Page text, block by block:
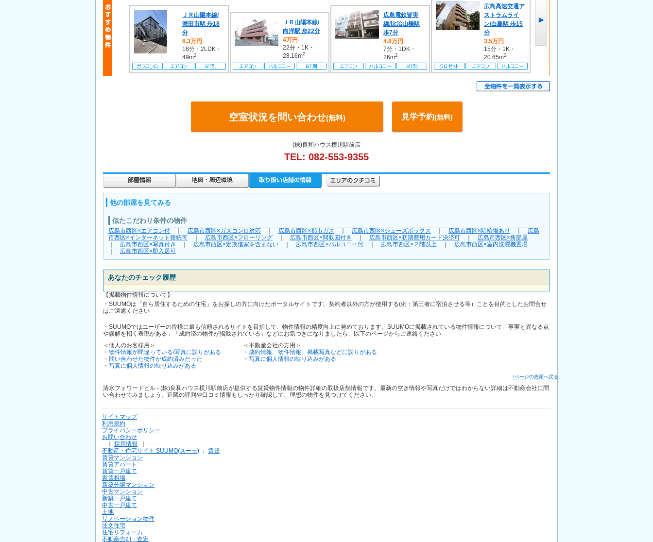
ＪＲ山陽本線/
海田市駅 歩18
分
6.3万円
18分・2LDK・
49m2
ＪＲ山陽本線/
向洋駅 歩22分
4万円
22分・1K・
28.16m2
広島電鉄皆実
線/比治山橋駅
歩7分
4.8万円
7分・1DK・
26m2
広島高速交通ア
ストラムライ
ン/白島駅 歩15
分
3.5万円
15分・1K・
20.65m2
空室状況を問い合わせ(無料) 見学予約(無料)
(株)良和ハウス横川駅前店
TEL: 082-553-9355
他の部屋を見てみる
似たこだわり条件の物件
広島市西区×エアコン付 ｜ 広島市西区×ガスコンロ対応 ｜ 広島市西区×都市ガス ｜ 広島市西区×シューズボックス ｜ 広島市西区×駐輪場あり ｜ 広島
市西区×インターネット接続可 ｜ 広島市西区×フローリング ｜ 広島市西区×間取図付き ｜ 広島市西区×初期費用カード決済可 ｜ 広島市西区×角部屋
｜ 広島市西区×写真付き ｜ 広島市西区×定期借家を含まない ｜ 広島市西区×バルコニー付 ｜ 広島市西区×２階以上 ｜ 広島市西区×室内洗濯機置場
｜ 広島市西区×即入居可
あなたのチェック履歴
【掲載物件情報について】
・SUUMOは「自ら居住するための住宅」をお探しの方に向けたポータルサイトです。契約者以外の方が使用する(例：第三者に宿泊させる等）ことを目的としたお問合せ
はご遠慮ください
・SUUMOではユーザーの皆様に最も信頼されるサイトを目指して、物件情報の精度向上に努めております。SUUMOに掲載されている物件情報について「事実と異なる点
や誤解を招く表現がある」「成約済の物件が掲載されている」などにお気づきになりましたら、以下のページからご連絡ください
＜個人のお客様用＞
・ 物件情報が間違っている/写真に誤りがある
・ 問い合わせた物件が成約済みだった
・ 写真に個人情報の映り込みがある
＜不動産会社の方用＞
・ 成約情報、物件情報、掲載写真などに誤りがある
・ 写真に個人情報の映り込みがある
↑ページの先頭へ戻る
清水フォワードビル - (株)良和ハウス横川駅前店が提供する賃貸物件情報の物件詳細の取扱店舗情報です。最新の空き情報や写真だけではわからない詳細は不動産会社に問
い合わせてみましょう。近隣の評判や口コミ情報もしっかり確認して、理想の物件を見つけてください。
サイトマップ
利用規約
プライバシーポリシー
お問い合わせ
｜ 採用情報 ｜
不動産・住宅サイト SUUMO(スーモ) ： 賃貸
賃貸マンション
賃貸アパート
賃貸一戸建て
家賃相場
新築分譲マンション
中古マンション
新築一戸建て
中古一戸建て
土地
リノベーション物件
注文住宅
住宅リフォーム
不動産売却・査定